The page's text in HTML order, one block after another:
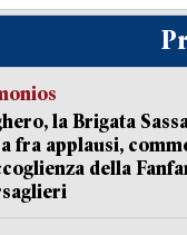
la Brigata
fra applausi,
della